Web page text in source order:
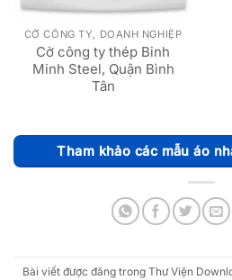
CỜ CÔNG TY, DOANH NGHIỆP
Cờ công ty thép Binh
Minh Steel, Quận Bình
Tân
Tham khảo các mẫu áo
Bài viết được đăng trong Thư Viện